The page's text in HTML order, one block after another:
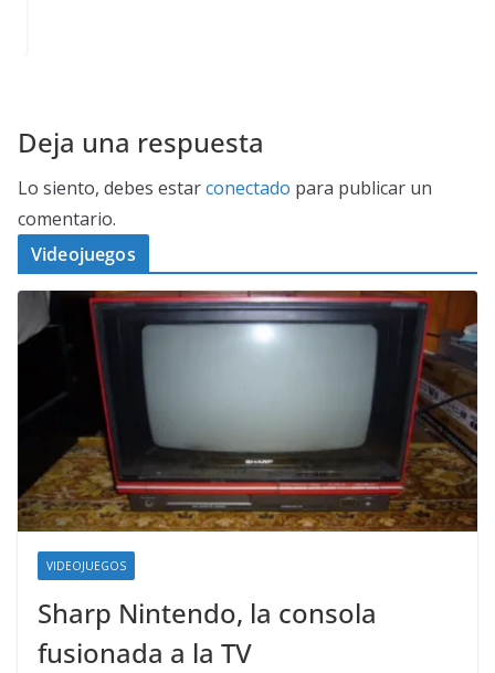
Deja una respuesta
Lo siento, debes estarconectado para publicar un
comentario.
Videojuegos
VIDEOJUEGOS
Sharp Nintendo, la consola
fusionada a la TV